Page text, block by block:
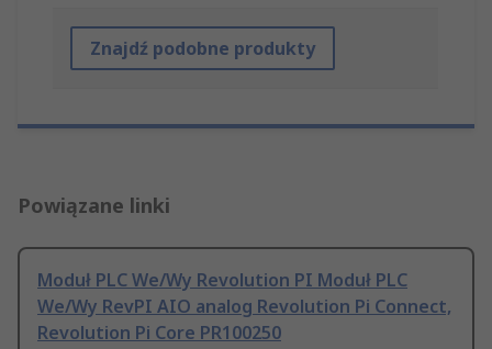
Znajdź podobne produkty
Powiązane linki
Moduł PLC We/Wy Revolution PI Moduł PLC
We/Wy RevPI AIO analog Revolution Pi Connect,
Revolution Pi Core PR100250